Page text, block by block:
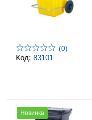
Код: 83101
(0)
Новинка